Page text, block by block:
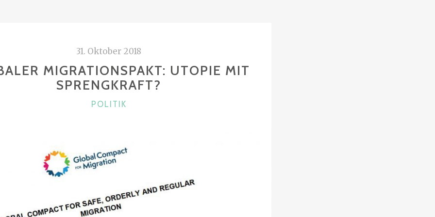
31. Oktober 2018
MIGRATIONSPAKT: UTOPIE MIT
SPRENGKRAFT?
KATEGORIEN
POLITIK